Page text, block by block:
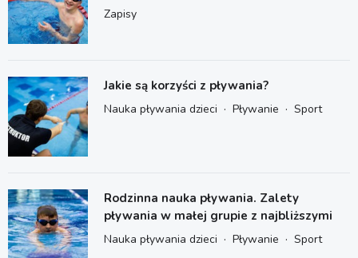
Zapisy
Jakie są korzyści z pływania?
Nauka pływania dzieci · Pływanie · Sport
Rodzinna nauka pływania. Zalety
pływania w małej grupie z najbliższymi
Nauka pływania dzieci · Pływanie · Sport